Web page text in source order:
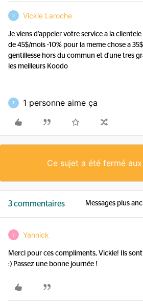
V Vickie Laroche
Je viens d'appeler votre service a la
de 45$/mois -10% pour la meme chose a
gentillesse hors du commun et d'une tres
les meilleurs Koodo
T 1 personne aime ça
Ce sujet a été fermé
3 commentaires Messages plus
Y Yannick
Merci pour ces compliments, Vickie! Ils
:) Passez une bonne journée !